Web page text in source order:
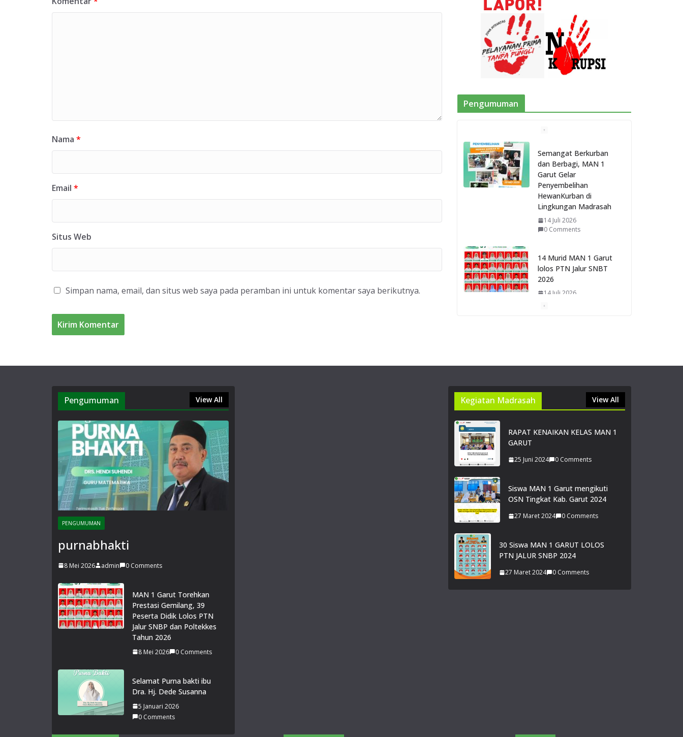
Nama *
Email *
Situs Web
Simpan nama, email, dan situs web saya pada peramban ini untuk komentar saya berikutnya.
Pengumuman
Semangat Berkurban
dan Berbagi, MAN 1
Garut Gelar
Penyembelihan
HewanKurban di
Lingkungan Madrasah
14 Juli 2026
0 Comments
14 Murid MAN 1 Garut
lolos PTN Jalur SNBT
2026
14 Juli 2026
14 Juli 2026
Sayembara Duta Baca
Harumkan MAN 1
0 Comments
Pengumuman View All
PENGUMUMAN
purnabhakti
8 Mei 2026 admin 0 Comments
MAN 1 Garut Torehkan
Prestasi Gemilang, 39
Peserta Didik Lolos PTN
Jalur SNBP dan Poltekkes
Tahun 2026
8 Mei 2026 0 Comments
Selamat Purna bakti ibu
Dra. Hj. Dede Susanna
5 Januari 2026
0 Comments
Kegiatan Madrasah View All
RAPAT KENAIKAN KELAS MAN 1
GARUT
25 Juni 2024 0 Comments
Siswa MAN 1 Garut mengikuti
OSN Tingkat Kab. Garut 2024
27 Maret 2024 0 Comments
30 Siswa MAN 1 GARUT LOLOS
PTN JALUR SNBP 2024
27 Maret 2024 0 Comments